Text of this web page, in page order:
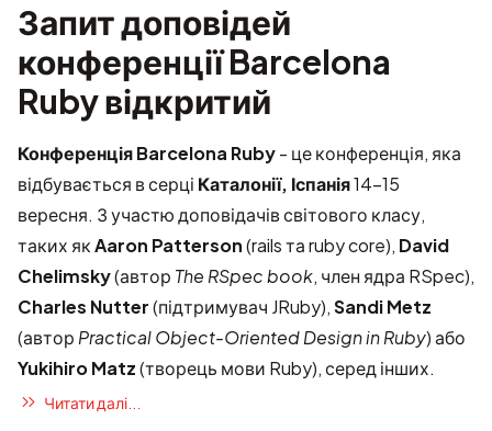
Запит доповідей
конференції Barcelona
Ruby відкритий
Конференція Barcelona Ruby- це конференція, яка
відбувається в серці Каталонії, Іспанія14-15
вересня. З участюдоповідачів світового класу,
таких якAaron Patterson(rails та ruby core), David
Chelimsky(автор The RSpec book, член ядра RSpec),
Charles Nutter(підтримувач JRuby),Sandi Metz
(автор Practical Object-Oriented Design in Ruby) або
Yukihiro Matz(творець мови Ruby), серед інших.
Читати далі...